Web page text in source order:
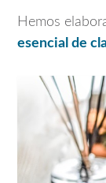
Hemos
esencial de